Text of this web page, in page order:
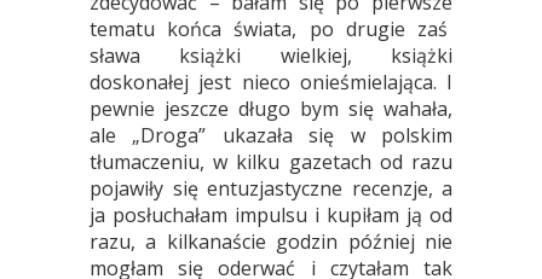
tematu końca świata, po drugie zaś
sława książki wielkiej, książki
doskonałej jest nieco onieśmielająca. I
pewnie jeszcze długo bym się wahała,
ale „Droga” ukazała się w polskim
tłumaczeniu, w kilku gazetach od razu
pojawiły się entuzjastyczne recenzje, a
ja posłuchałam impulsu i kupiłam ją od
razu, a kilkanaście godzin później nie
mogłam się oderwać i czytałam tak